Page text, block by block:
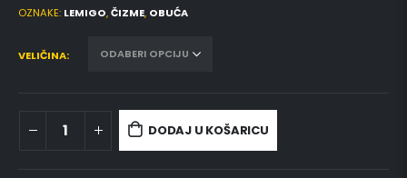
OZNAKE: LEMIGO,ČIZME, OBUĆA
VELIČINA
DODAJ U KOŠARICU